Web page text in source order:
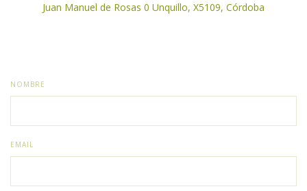
Juan Manuel de Rosas 0 Unquillo, X5109, Córdoba
NOMBRE
EMAIL